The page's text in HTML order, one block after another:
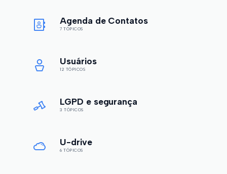
Agenda de Contatos
7 TÓPICOS
Usuários
12 TÓPICOS
LGPD e segurança
3 TÓPICOS
U-drive
6 TÓPICOS